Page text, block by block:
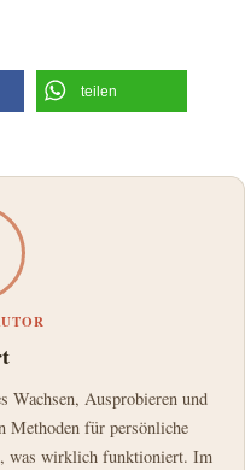
teilen
Wachsen, Ausprobieren und
Methoden für persönliche
was wirklich funktioniert. Im